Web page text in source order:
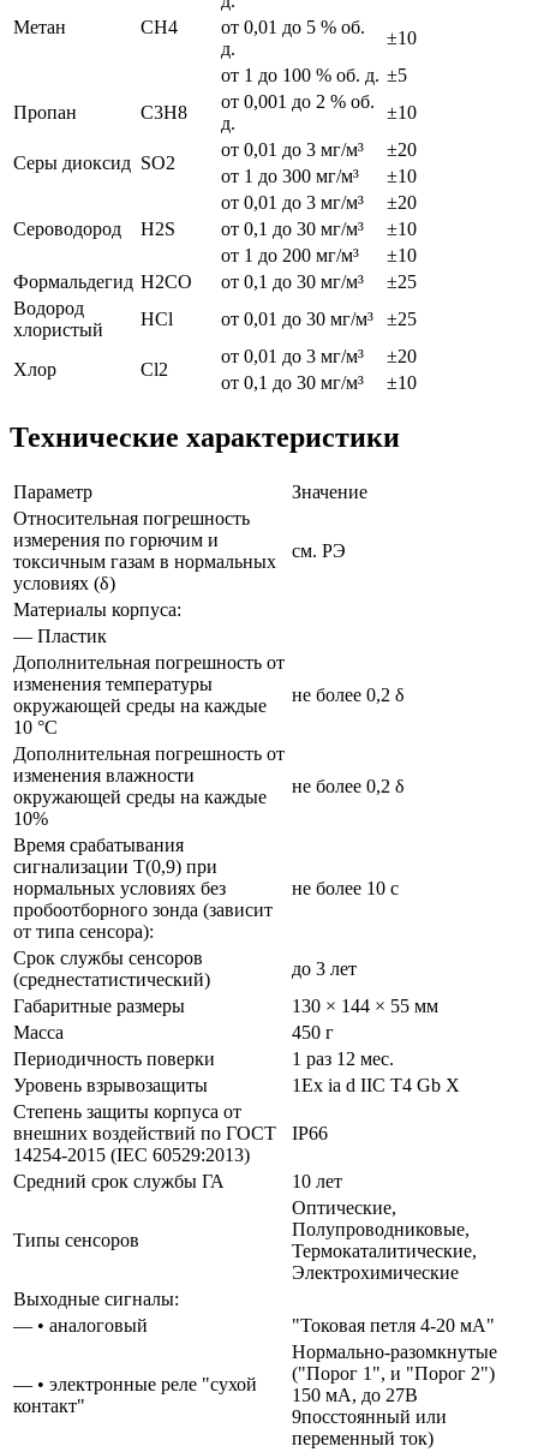
Метан CH4
от 0,01 до 5 % об.
д.
±10
от 1 до 100 % об. д. ±5
Пропан
C3H8
от 0,001 до 2 % об.
д.
±10
Серы диоксид SO2
от 0,01 до 3 мг/м³
±20
от 1 до 300 мг/м³
±10
Сероводород H2S
от 0,01 до 3 мг/м³
±20
от 0,1 до 30 мг/м³
±10
от 1 до 200 мг/м³
±10
Формальдегид H2CO от 0,1 до 30 мг/м³
±25
Водород
хлористый
HCl от 0,01 до 30 мг/м³ ±25
Хлор Cl2
от 0,01 до 3 мг/м³
±20
от 0,1 до 30 мг/м³
±10
Технические характеристики
Параметр
Значение
Относительная погрешность
измерения по горючим и
токсичным газам в нормальных
условиях (δ)
см. РЭ
Материалы корпуса:
— Пластик
Дополнительная погрешность от
изменения температуры
окружающей среды на каждые
10 °С
не более 0,2 δ
Дополнительная погрешность от
изменения влажности
окружающей среды на каждые
10%
не более 0,2 δ
Время срабатывания
сигнализации Т(0,9) при
нормальных условиях без
пробоотборного зонда (зависит
от типа сенсора):
не более 10 с
Срок службы сенсоров
(среднестатистический)
до 3 лет
Габаритные размеры
130 × 144 × 55 мм
Масса
450 г
Периодичность поверки
1 раз 12 мес.
Уровень взрывозащиты
1Ex ia d IIС T4 Gb Х
Степень защиты корпуса от
внешних воздействий по ГОСТ
14254-2015 (IEC 60529:2013)
IP66
Средний срок службы ГА 10 лет
Типы сенсоров
Оптические,
Полупроводниковые,
Термокаталитические,
Электрохимические
Выходные сигналы:
— • аналоговый
"Токовая петля 4-20 мА"
— • электронные реле "сухой
контакт"
Нормально-разомкнутые
("Порог 1", и "Порог 2")
150 мА, до 27В
9посстоянный или
переменный ток)